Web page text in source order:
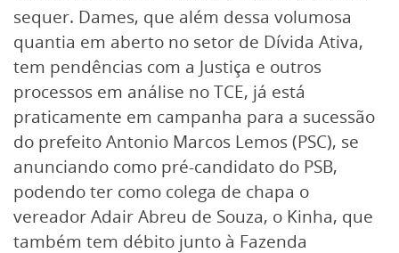
sequer. Dames, que além dessa volumosa
quantia em aberto no setor de Dívida Ativa,
tem pendências com a Justiça e outros
processos em análise no TCE, já está
praticamente em campanha para a sucessão
do prefeito Antonio Marcos Lemos (PSC), se
anunciando como pré-candidato do PSB,
podendo ter como colega de chapa o
vereador Adair Abreu de Souza, o Kinha, que
também tem débito junto à Fazenda